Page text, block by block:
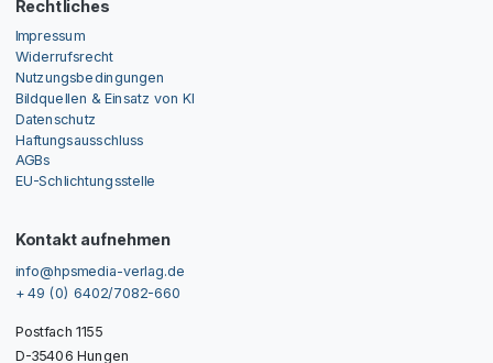
Rechtliches
Impressum
Widerrufsrecht
Nutzungsbedingungen
Bildquellen & Einsatz von KI
Datenschutz
Haftungsausschluss
AGBs
EU-Schlichtungsstelle
Kontakt aufnehmen
info@hpsmedia-verlag.de
+ 49 (0) 6402/7082-660
Postfach 1155
D-35406 Hungen